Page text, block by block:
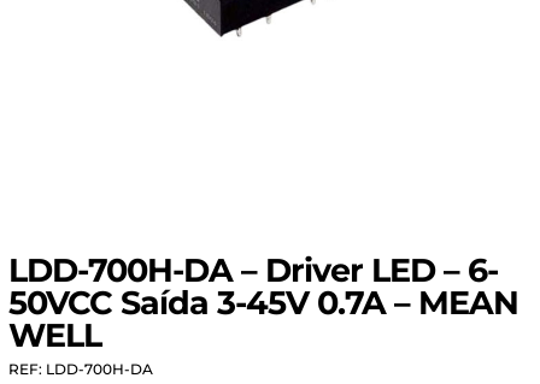
LDD-700H-DA – Driver LED – 6-
50VCC Saída 3-45V 0.7A – MEAN
WELL
REF: LDD-700H-DA